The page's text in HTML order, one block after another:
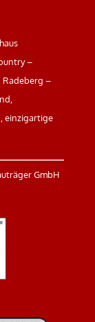
–
Radeberg –
einzigartige
GmbH